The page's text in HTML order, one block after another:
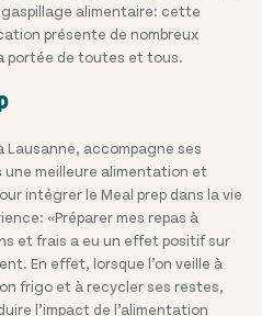
alimentaire: cette
présente de nombreux
portée de toutes et tous.
accompagne ses
une meilleure alimentation et
intégrer le Meal prep dans la vie
«Préparer mes repas à
et frais a eu un effet positif sur
En effet, lorsque l’on veille à
frigo et à recycler ses restes,
l’impact de l’alimentation